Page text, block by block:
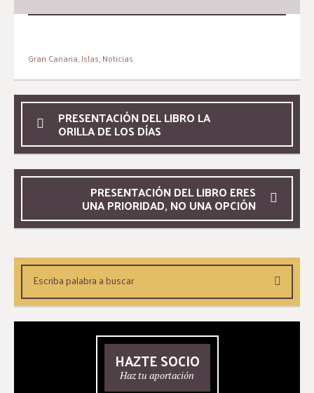
Gran Canaria,Islas,Noticias
PRESENTACIÓN DEL LIBRO LA
ORILLA DE LOS DÍAS
PRESENTACIÓN DEL LIBRO ERES
UNA PRIORIDAD, NO UNA OPCIÓN
HAZTE SOCIO
Haz tu aportación